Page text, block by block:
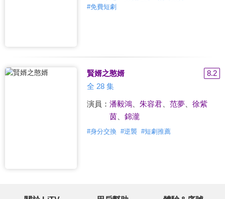
#免費短劇
賢婿之憨婿
8.2
全 28 集
演員： 潘毅鴻、 朱容君、 范夢、 徐紫
茵、 錦瀧
#身分交換 #逆襲 #短劇推薦